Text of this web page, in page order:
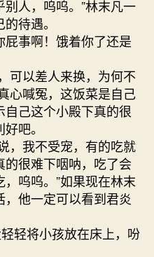
人，呜呜。”林末凡一
待遇。
事啊！饿着你了还是
以差人来换，为何不
心喊冤，这饭菜是自己
己这个小殿下真的很
吧。
我不受宠，有的吃就
很难下咽呐，吃了会
呜呜。”如果现在林末
他一定可以看到君炎
轻将小孩放在床上，吩